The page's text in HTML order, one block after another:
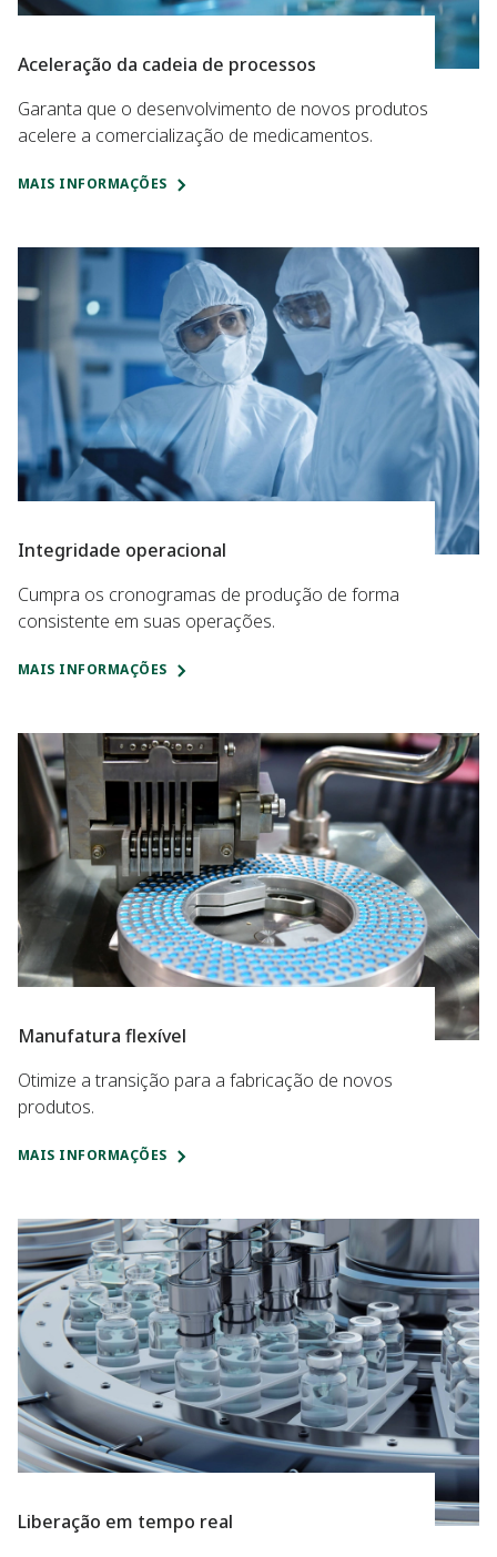
Aceleração da cadeia de processos
Garanta que o desenvolvimento de novos produtos
acelere a comercialização de medicamentos.
MAIS INFORMAÇÕES
Integridade operacional
Cumpra os cronogramas de produção de forma
consistente em suas operações.
MAIS INFORMAÇÕES
Manufatura flexível
Otimize a transição para a fabricação de novos
produtos.
MAIS INFORMAÇÕES
Liberação em tempo real